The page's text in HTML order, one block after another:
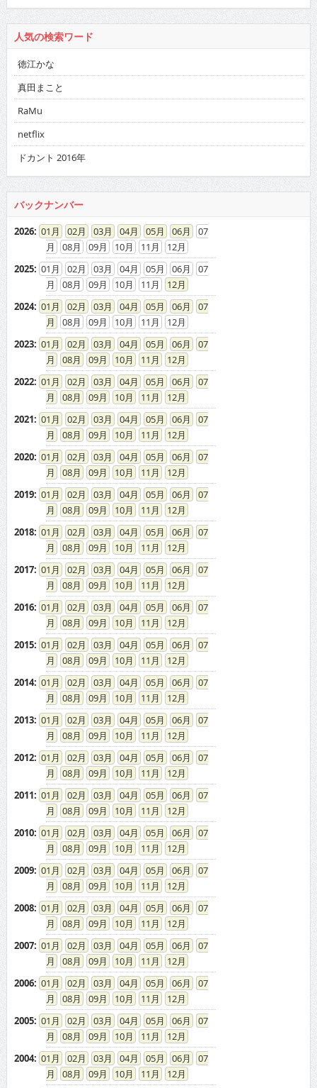
人気の検索ワード
徳江かな
真田まこと
RaMu
netflix
ドカント 2016年
バックナンバー
2026: 01 02 03 04 05 06
07
08
09 10 11
12
2025: 01 02 03 04 05 06
07
08
09 10 11
12
2024: 01 02 03 04 05 06
07
08
09 10 11
12
2023: 01 02 03 04 05 06
07
08
09 10 11
12
2022: 01 02 03 04 05 06
07
08
09 10 11
12
2021: 01 02 03 04 05 06
07
08
09 10 11
12
2020: 01 02 03 04 05 06
07
08
09 10 11
12
2019: 01 02 03 04 05 06
07
08
09 10 11
12
2018: 01 02 03 04 05 06
07
08
09 10 11
12
2017: 01 02 03 04 05 06
07
08
09 10 11
12
2016: 01 02 03 04 05 06
07
08
09 10 11
12
2015: 01 02 03 04 05 06
07
08
09 10 11
12
2014: 01 02 03 04 05 06
07
08
09 10 11
12
2013: 01 02 03 04 05 06
07
08
09 10 11
12
2012: 01 02 03 04 05 06
07
08
09 10 11
12
2011: 01 02 03 04 05 06
07
08
09 10 11
12
2010: 01 02 03 04 05 06
07
08
09 10 11
12
2009: 01 02 03 04 05 06
07
08
09 10 11
12
2008: 01 02 03 04 05 06
07
08
09 10 11
12
2007: 01 02 03 04 05 06
07
08
09 10 11
12
2006: 01 02 03 04 05 06
07
08
09 10 11
12
2005: 01 02 03 04 05 06
07
08
09 10 11
12
2004: 01 02 03 04 05 06
07
08
09 10 11
12